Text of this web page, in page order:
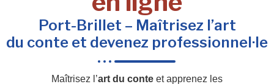
Port-Brillet – Maîtrisez l’art
du conte et devenez professionnel·le
Maîtrisez l’art du conteet apprenez les